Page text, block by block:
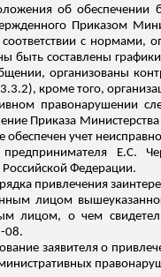
об обеспечении
Приказом
с
быть составлены
организованы
кроме того,
правонарушении
Приказа
учет
предпринимателя Е.С.
Федерации.
привлечения
лицом
лицом, о чем
08.
заявителя о